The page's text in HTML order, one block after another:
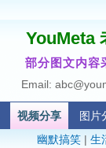
YouMeta
部分图文内容
Email:
视频分享
图片
幽默搞笑 | 生